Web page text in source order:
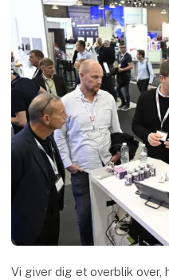
Vi giver dig et overblik